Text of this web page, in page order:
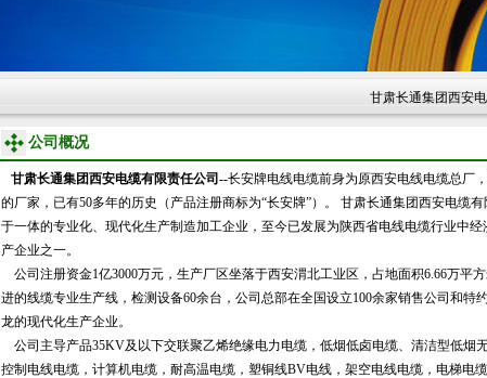
甘肃长通集团西安电缆
公司概况
甘肃长通集团西安电缆有限责任公司--长安牌电线电缆前身为原西安电线电缆总厂
的厂家，已有50多年的历史（产品注册商标为“长安牌”）。 甘肃长通集团西安电缆
于一体的专业化、现代化生产制造加工企业，至今已发展为陕西省电线电缆行业中
产企业之一。
公司注册资金1亿3000万元， 生产厂区坐落于西安渭北工业区，占地面积6.66万平
进的线缆专业生产线，检测设备60余台，公司总部在全国设立100余家销售公司和
龙的现代化生产企业。
公司主导产品35KV及以下交联聚乙烯绝缘电力电缆，低烟低卤电缆、清洁型低烟
控制电线电缆，计算机电缆，耐高温电缆，塑铜线BV电线，架空电线电缆，电梯电